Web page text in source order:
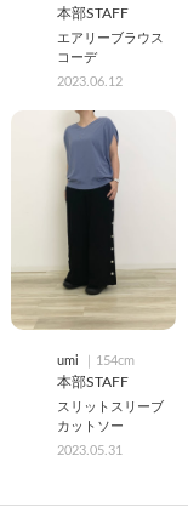
本部STAFF
エアリーブラウス
コーデ
2023.06.12
umi ｜154cm
本部STAFF
スリットスリーブ
カットソー
2023.05.31